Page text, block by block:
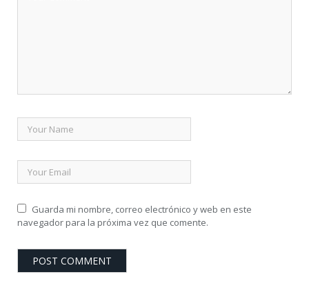
Guarda mi nombre, correo electrónico y web en este
navegador para la próxima vez que comente.